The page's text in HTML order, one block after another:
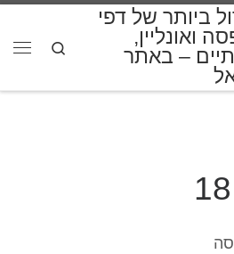
ביותר של דפי
ואונליין,
– באתר
Search